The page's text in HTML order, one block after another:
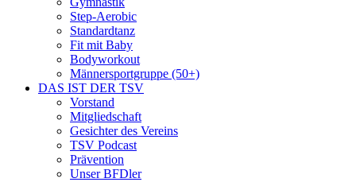
Step-Aerobic
Standardtanz
Fit mit Baby
Bodyworkout
Männersportgruppe (50+)
DAS IST DER TSV
Vorstand
Mitgliedschaft
Gesichter des Vereins
TSV Podcast
Prävention
Unser BFDler